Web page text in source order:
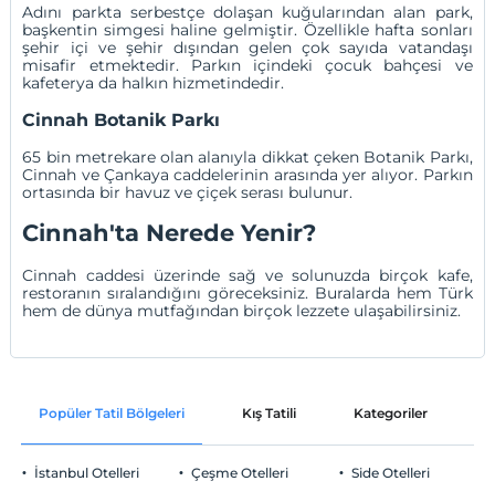
Adını parkta serbestçe dolaşan kuğularından alan park,
başkentin simgesi haline gelmiştir. Özellikle hafta sonları
şehir içi ve şehir dışından gelen çok sayıda vatandaşı
misafir etmektedir. Parkın içindeki çocuk bahçesi ve
kafeterya da halkın hizmetindedir.
Cinnah Botanik Parkı
65 bin metrekare olan alanıyla dikkat çeken Botanik Parkı,
Cinnah ve Çankaya caddelerinin arasında yer alıyor. Parkın
ortasında bir havuz ve çiçek serası bulunur.
Cinnah'ta Nerede Yenir?
Cinnah caddesi üzerinde sağ ve solunuzda birçok kafe,
restoranın sıralandığını göreceksiniz. Buralarda hem Türk
hem de dünya mutfağından birçok lezzete ulaşabilirsiniz.
Popüler Tatil Bölgeleri Kış Tatili Kategoriler
İstanbul Otelleri Çeşme Otelleri Side Otelleri